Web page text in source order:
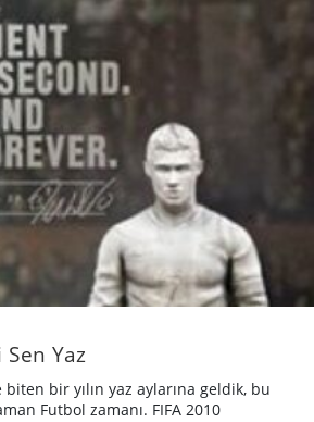
Yaz
bir yılın yaz aylarına geldik, bu
Futbol zamanı. FIFA 2010